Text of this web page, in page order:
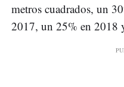
metros cuadrados, un
2017, un 25% en 2018